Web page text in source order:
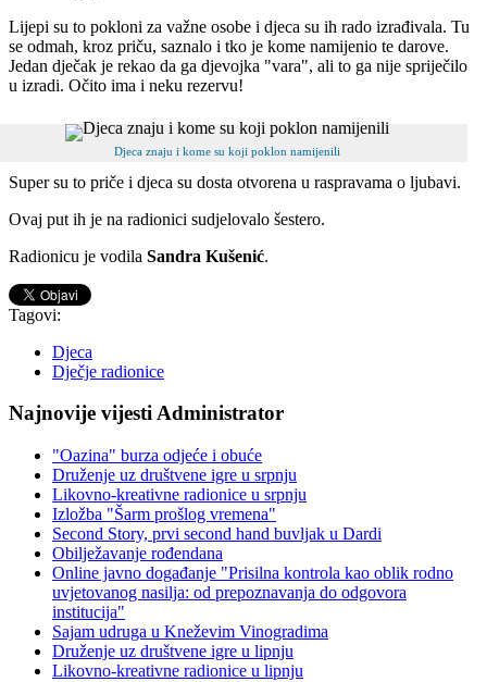
Lijepi su to pokloni za važne osobe i djeca su ih rado izrađivala. Tu
se odmah, kroz priču, saznalo i tko je kome namijenio te darove.
Jedan dječak je rekao da ga djevojka "vara", ali to ga nije spriječilo
u izradi. Očito ima i neku rezervu!
Djeca znaju i kome su koji poklon namijenili
Super su to priče i djeca su dosta otvorena u raspravama o ljubavi.
Ovaj put ih je na radionici sudjelovalo šestero.
Radionicu je vodila Sandra Kušenić.
Tagovi:
Djeca
Dječje radionice
Najnovije vijesti Administrator
"Oazina" burza odjeće i obuće
Druženje uz društvene igre u srpnju
Likovno-kreativne radionice u srpnju
Izložba "Šarm prošlog vremena"
Second Story, prvi second hand buvljak u Dardi
Obilježavanje rođendana
Online javno događanje "Prisilna kontrola kao oblik rodno
uvjetovanog nasilja: od prepoznavanja do odgovora
institucija"
Sajam udruga u Kneževim Vinogradima
Druženje uz društvene igre u lipnju
Likovno-kreativne radionice u lipnju